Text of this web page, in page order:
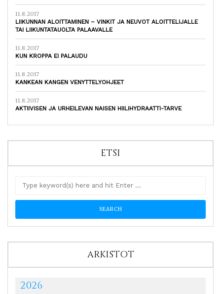
11.8.2017
LIIKUNNAN ALOITTAMINEN – VINKIT JA NEUVOT ALOITTELIJALLE
TAI LIIKUNTATAUOLTA PALAAVALLE
11.8.2017
KUN KROPPA EI PALAUDU
11.8.2017
KANKEAN KANGEN VENYTTELYOHJEET
11.8.2017
AKTIIVISEN JA URHEILEVAN NAISEN HIILIHYDRAATTI-TARVE
ETSI
ARKISTOT
2026